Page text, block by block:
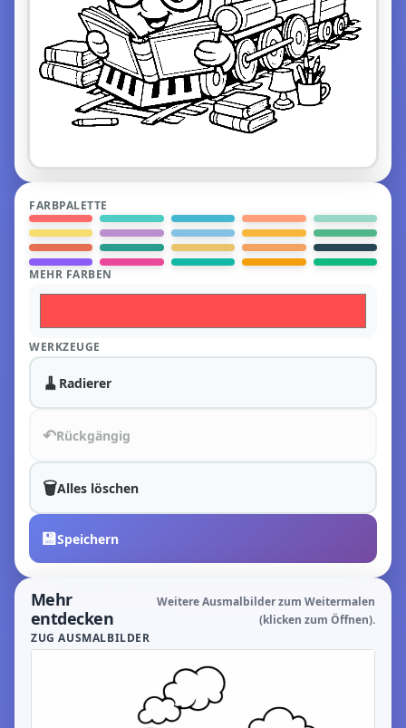
FARBPALETTE
MEHR FARBEN
WERKZEUGE
🧹 Radierer
↶Rückgängig
🗑️Alles löschen
💾Speichern
Mehr
entdecken
Weitere Ausmalbilder zum Weitermalen
(klicken zum Öffnen).
ZUG AUSMALBILDER